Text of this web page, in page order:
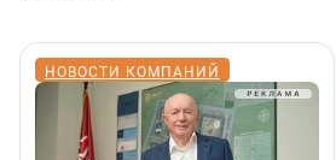
НОВОСТИ КОМПАНИЙ